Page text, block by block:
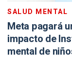
SALUD MENTAL
Meta pagará
impacto de
mental de